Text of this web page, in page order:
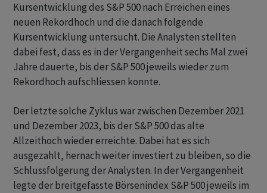
Kursentwicklung des S&P 500 nach Erreichen eines
neuen Rekordhoch und die danach folgende
Kursentwicklung untersucht. Die Analysten stellten
dabei fest, dass es in der Vergangenheit sechs Mal zwei
Jahre dauerte, bis der S&P 500 jeweils wieder zum
Rekordhoch aufschliessen konnte.
Der letzte solche Zyklus war zwischen Dezember 2021
und Dezember 2023, bis der S&P 500 das alte
Allzeithoch wieder erreichte. Dabei hat es sich
ausgezahlt, hernach weiter investiert zu bleiben, so die
Schlussfolgerung der Analysten. In der Vergangenheit
legte der breitgefasste Börsenindex S&P 500 jeweils im